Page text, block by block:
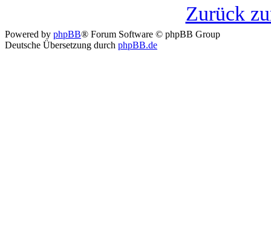
Zurück
Powered by phpBB® Forum Software © phpBB Group
Deutsche Übersetzung durch phpBB.de